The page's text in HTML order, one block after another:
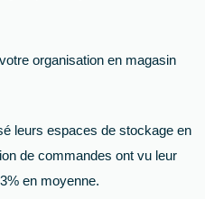
organisation en magasin
leurs espaces de stockage en
de commandes ont vu leur
en moyenne.